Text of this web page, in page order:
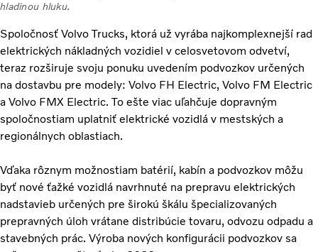
hladinou hluku.
Spoločnosť Volvo Trucks, ktorá už vyrába najkomplexnejší rad
elektrických nákladných vozidiel v celosvetovom odvetví,
teraz rozširuje svoju ponuku uvedením podvozkov určených
na dostavbu pre modely: Volvo FH Electric, Volvo FM Electric
a Volvo FMX Electric. To ešte viac uľahčuje dopravným
spoločnostiam uplatniť elektrické vozidlá v mestských a
regionálnych oblastiach.
Vďaka rôznym možnostiam batérií, kabín a podvozkov môžu
byť nové ťažké vozidlá navrhnuté na prepravu elektrických
nadstavieb určených pre širokú škálu špecializovaných
prepravných úloh vrátane distribúcie tovaru, odvozu odpadu a
stavebných prác. Výroba nových konfigurácii podvozkov sa